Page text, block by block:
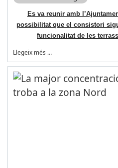
Es va reunir amb
possibilitat que el consistori
funcionalitat de les
Llegeix més …